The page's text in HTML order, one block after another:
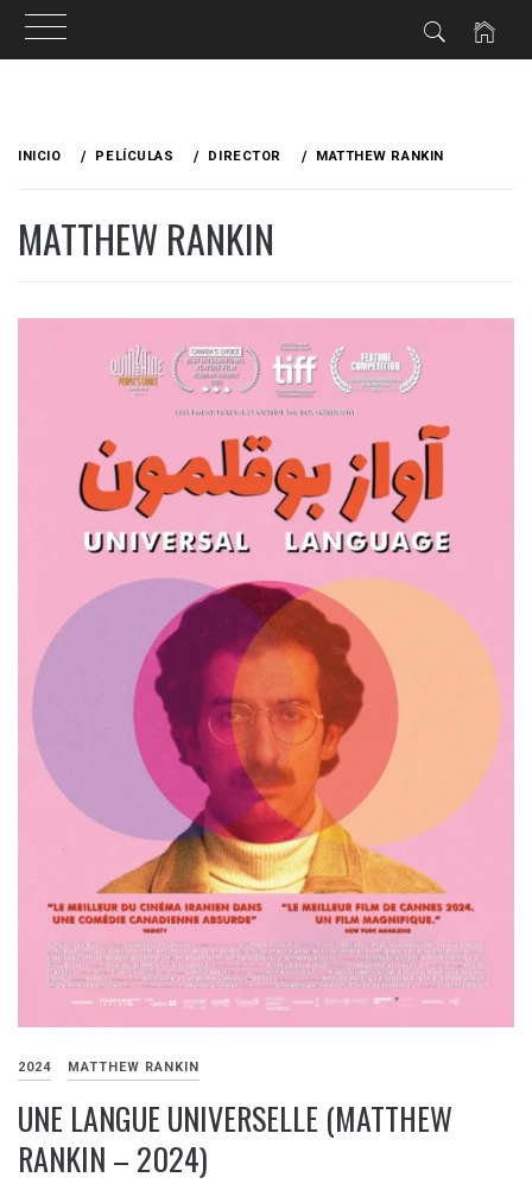
INICIO PELÍCULAS DIRECTOR MATTHEW RANKIN
MATTHEW RANKIN
2024 MATTHEW RANKIN
UNE LANGUE UNIVERSELLE (MATTHEW
RANKIN – 2024)